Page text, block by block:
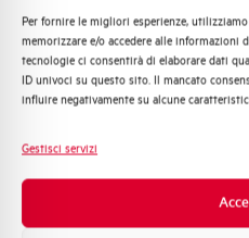
Per fornire le migliori esperienze,
memorizzare e/o accedere alle informazioni
tecnologie ci consentirà di elaborare dati
ID univoci su questo sito. Il mancato
influire negativamente su alcune
Gestisci servizi
Capacità dei terminali
Adatto al sezionamento
Temperatura di impiego
Quali argomenti ti
Distribuzione di
Automazione
Sistema Quadri
Promozioni e offerte
Formazione tecnica